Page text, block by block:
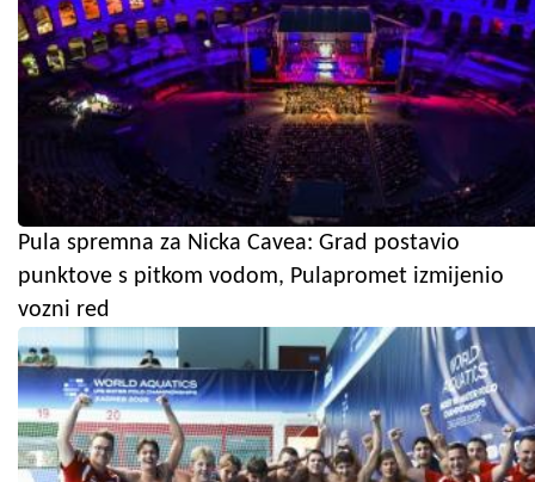
Pula spremna za Nicka Cavea: Grad postavio
punktove s pitkom vodom, Pulapromet izmijenio
vozni red